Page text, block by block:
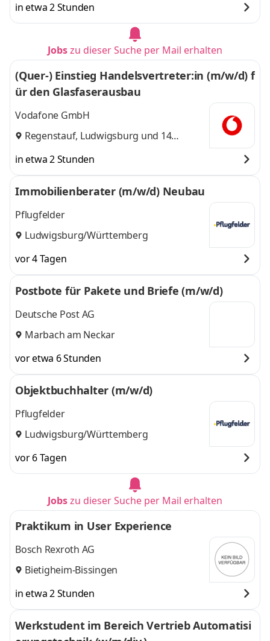
in etwa 2 Stunden
Jobszu dieser Suche per Mail erhalten
(Quer-) Einstieg Handelsvertreter:in (m/w/d) f
ür den Glasfaserausbau
Vodafone GmbH
Regenstauf, Ludwigsburg und 14
in etwa 2 Stunden
Immobilienberater (m/w/d) Neubau
Pflugfelder
Ludwigsburg/Württemberg
vor 4 Tagen
Postbote für Pakete und Briefe (m/w/d)
Deutsche Post AG
Marbach am Neckar
vor etwa 6 Stunden
Objektbuchhalter (m/w/d)
Pflugfelder
Ludwigsburg/Württemberg
vor 6 Tagen
Jobszu dieser Suche per Mail erhalten
Praktikum in User Experience
Bosch Rexroth AG
Bietigheim-Bissingen
in etwa 2 Stunden
Werkstudent im Bereich Vertrieb Automatisi